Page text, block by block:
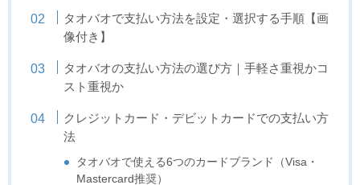
タオバオで支払い方法を設定・選択する手順【画
像付き】
タオバオの支払い方法の選び方｜手軽さ重視かコ
スト重視か
クレジットカード・デビットカードでの支払い方
法
タオバオで使える6つのカードブランド（Visa・
Mastercard推奨）